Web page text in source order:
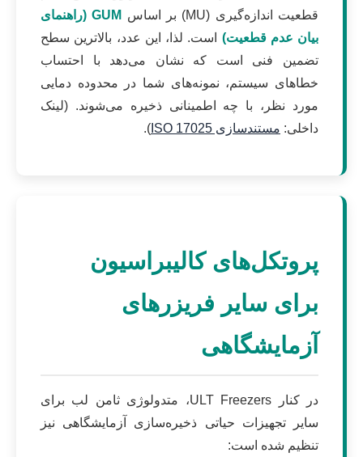
قطعیت اندازه‌گیری (MU) بر اساس
GUM (راهنمای
بیان عدم قطعیت) است. لذا، این عدد، بالاترین سطح
تضمین فنی است که نشان می‌دهد با احتساب
خطاهای سیستم، نمونه‌های شما در محدوده دمایی
مورد نظر، با چه اطمینانی ذخیره می‌شوند. (لینک
داخلی: مستندسازی ISO 17025 ).
پروتکل‌های کالیبراسیون
برای سایر فریزرهای
آزمایشگاهی
در کنار ULT Freezers، متدولوژی ثامن لب برای
سایر تجهیزات حیاتی ذخیره‌سازی آزمایشگاهی نیز
تنظیم شده است: